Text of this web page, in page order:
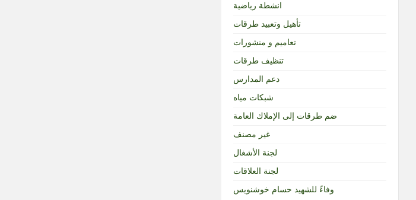
انشطة رياضية
تأهيل وتعبيد طرقات
تعاميم و منشورات
تنظيف طرقات
دعم المدارس
شبكات مياه
ضم طرقات إلى الإملاك العامة
غير مصنف
لجنة الأشغال
لجنة العلاقات
وفاءً للشهيد حسام خوشنويس